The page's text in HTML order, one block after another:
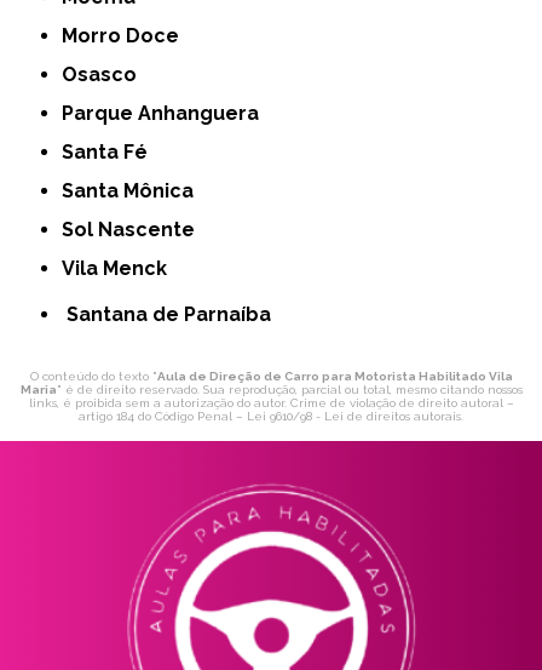
Morro Doce
Osasco
Parque Anhanguera
Santa Fé
Santa Mônica
Sol Nascente
Vila Menck
Santana de Parnaíba
O conteúdo do texto "Aula de Direção de Carro para Motorista Habilitado Vila
Maria" é de direito reservado. Sua reprodução, parcial ou total, mesmo citando nossos
links, é proibida sem a autorização do autor. Crime de violação de direito autoral –
artigo 184 do Código Penal – Lei 9610/98 - Lei de direitos autorais.